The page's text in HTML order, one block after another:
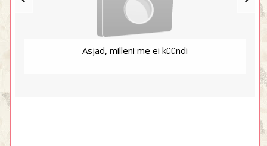
Asjad, milleni me ei küündi